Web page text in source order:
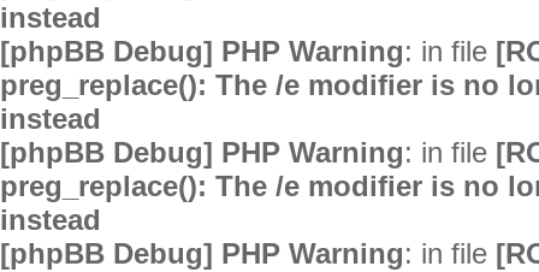
instead
[phpBB Debug] PHP Warning: in file
preg_replace(): The /e modifier is no
instead
[phpBB Debug] PHP Warning: in file
preg_replace(): The /e modifier is no
instead
[phpBB Debug] PHP Warning: in file